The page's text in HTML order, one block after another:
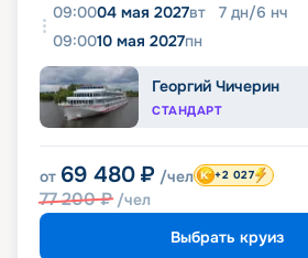
09:0004 мая 2027вт 7 дн/6 нч
09:0010 мая 2027пн
Георгий Чичерин
СТАНДАРТ
от 69 480 ₽ /чел
77 200₽ /чел
+2 027
Выбрать круиз